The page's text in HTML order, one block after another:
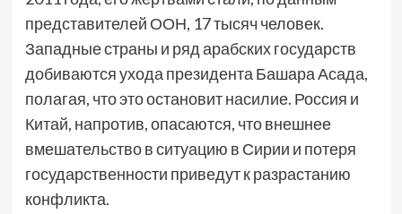
представителей ООН, 17 тысяч человек.
Западные страны и ряд арабских государств
добиваются ухода президента Башара Асада,
полагая, что это остановит насилие. Россия и
Китай, напротив, опасаются, что внешнее
вмешательство в ситуацию в Сирии и потеря
государственности приведут к разрастанию
конфликта.